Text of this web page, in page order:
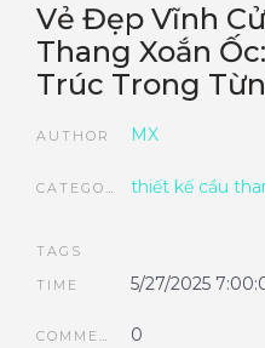
Vẻ Đẹp Vĩnh
Thang Xoắn
Trúc Trong
AUTHOR MX
CATEGORIES thiết kế cầu
TAGS
TIME
5/27/2025
COMMENTS 0